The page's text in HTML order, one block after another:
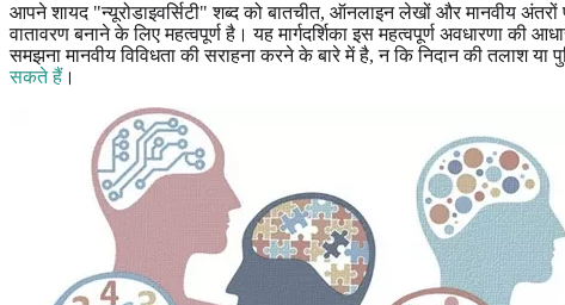
आपने शायद "न्यूरोडाइवर्सिटी" शब्द को बातचीत, ऑनलाइन लेखों और मानवीय
वातावरण बनाने के लिए महत्वपूर्ण है। यह मार्गदर्शिका इस महत्वपूर्ण अवधारणा
समझना मानवीय विविधता की सराहना करने के बारे में है, न कि निदान की तलाश
सकते हैं ।